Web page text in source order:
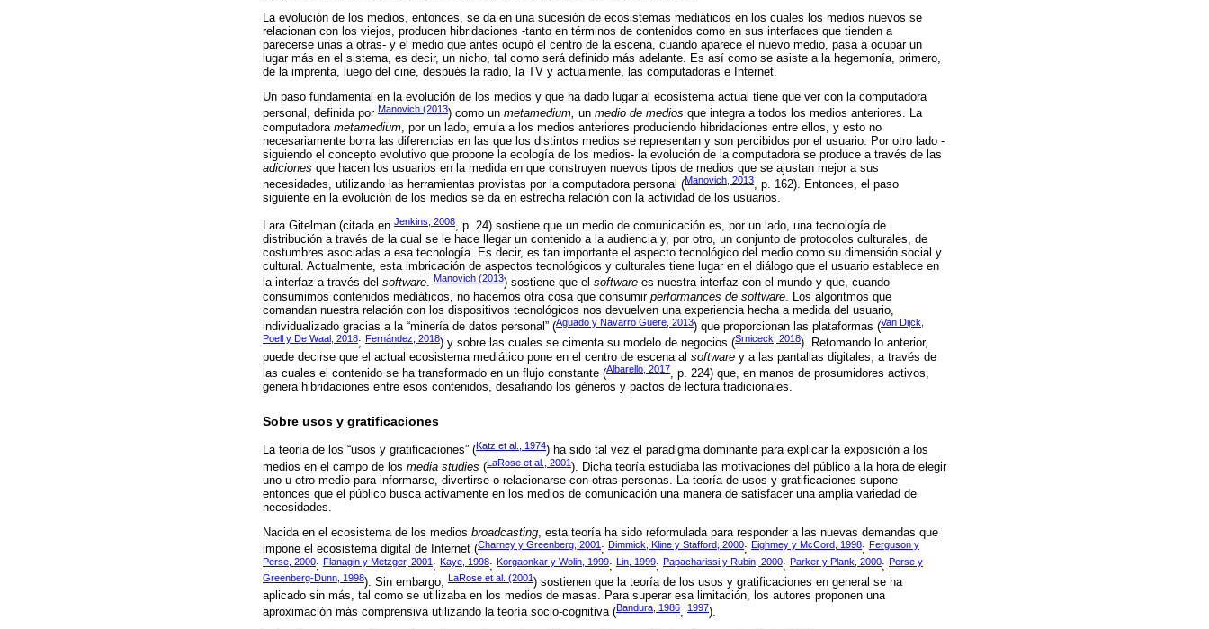
La evolución de los medios, entonces, se da en una sucesión de ecosistemas mediáticos en los cuales los medios nuevos se
relacionan con los viejos, producen hibridaciones -tanto en términos de contenidos como en sus interfaces que tienden a
parecerse unas a otras- y el medio que antes ocupó el centro de la escena, cuando aparece el nuevo medio, pasa a ocupar un
lugar más en el sistema, es decir, un nicho, tal como será definido más adelante. Es así como se asiste a la hegemonía, primero,
de la imprenta, luego del cine, después la radio, la TV y actualmente, las computadoras e Internet.
Un paso fundamental en la evolución de los medios y que ha dado lugar al ecosistema actual tiene que ver con la computadora
personal, definida por Manovich (2013) como un metamedium, un medio de medios que integra a todos los medios anteriores. La
computadora metamedium , por un lado, emula a los medios anteriores produciendo hibridaciones entre ellos, y esto no
necesariamente borra las diferencias en las que los distintos medios se representan y son percibidos por el usuario. Por otro lado -
siguiendo el concepto evolutivo que propone la ecología de los medios- la evolución de la computadora se produce a través de las
adiciones que hacen los usuarios en la medida en que construyen nuevos tipos de medios que se ajustan mejor a sus
necesidades, utilizando las herramientas provistas por la computadora personal (Manovich, 2013
, p. 162). Entonces, el paso
siguiente en la evolución de los medios se da en estrecha relación con la actividad de los usuarios.
Lara Gitelman (citada en Jenkins, 2008, p. 24) sostiene que un medio de comunicación es, por un lado, una tecnología de
distribución a través de la cual se le hace llegar un contenido a la audiencia y, por otro, un conjunto de protocolos culturales, de
costumbres asociadas a esa tecnología. Es decir, es tan importante el aspecto tecnológico del medio como su dimensión social y
cultural. Actualmente, esta imbricación de aspectos tecnológicos y culturales tiene lugar en el diálogo que el usuario establece en
la interfaz a través del software. Manovich (2013) sostiene que el software es nuestra interfaz con el mundo y que, cuando
consumimos contenidos mediáticos, no hacemos otra cosa que consumir performances de software . Los algoritmos que
comandan nuestra relación con los dispositivos tecnológicos nos devuelven una experiencia hecha a medida del usuario,
individualizado gracias a la “minería de datos personal” (Aguado y Navarro Güere, 2013) que proporcionan las plataformas (Van Dijck,
Poell y De Waal, 2018; Fernández, 2018) y sobre las cuales se cimenta su modelo de negocios (Srniceck, 2018). Retomando lo anterior,
puede decirse que el actual ecosistema mediático pone en el centro de escena al software y a las pantallas digitales, a través de
las cuales el contenido se ha transformado en un flujo constante (Albarello, 2017, p. 224) que, en manos de prosumidores activos,
genera hibridaciones entre esos contenidos, desafiando los géneros y pactos de lectura tradicionales.
Sobre usos y gratificaciones
La teoría de los “usos y gratificaciones” (Katz et al., 1974) ha sido tal vez el paradigma dominante para explicar la exposición a los
medios en el campo de los media studies (LaRose et al., 2001). Dicha teoría estudiaba las motivaciones del público a la hora de elegir
uno u otro medio para informarse, divertirse o relacionarse con otras personas. La teoría de usos y gratificaciones supone
entonces que el público busca activamente en los medios de comunicación una manera de satisfacer una amplia variedad de
necesidades.
Nacida en el ecosistema de los medios broadcasting, esta teoría ha sido reformulada para responder a las nuevas demandas que
impone el ecosistema digital de Internet (Charney y Greenberg, 2001 ; Dimmick, Kline y Stafford, 2000; Eighmey y McCord, 1998; Ferguson y
Perse, 2000; Flanagin y Metzger, 2001 ; Kaye, 1998; Korgaonkar y Wolin, 1999; Lin, 1999; Papacharissi y Rubin, 2000; Parker y Plank, 2000; Perse y
Greenberg-Dunn, 1998). Sin embargo, LaRose et al. (2001) sostienen que la teoría de los usos y gratificaciones en general se ha
aplicado sin más, tal como se utilizaba en los medios de masas. Para superar esa limitación, los autores proponen una
aproximación más comprensiva utilizando la teoría socio-cognitiva (Bandura, 1986, 1997).